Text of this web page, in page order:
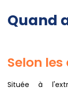
Quand
Selon
Située à